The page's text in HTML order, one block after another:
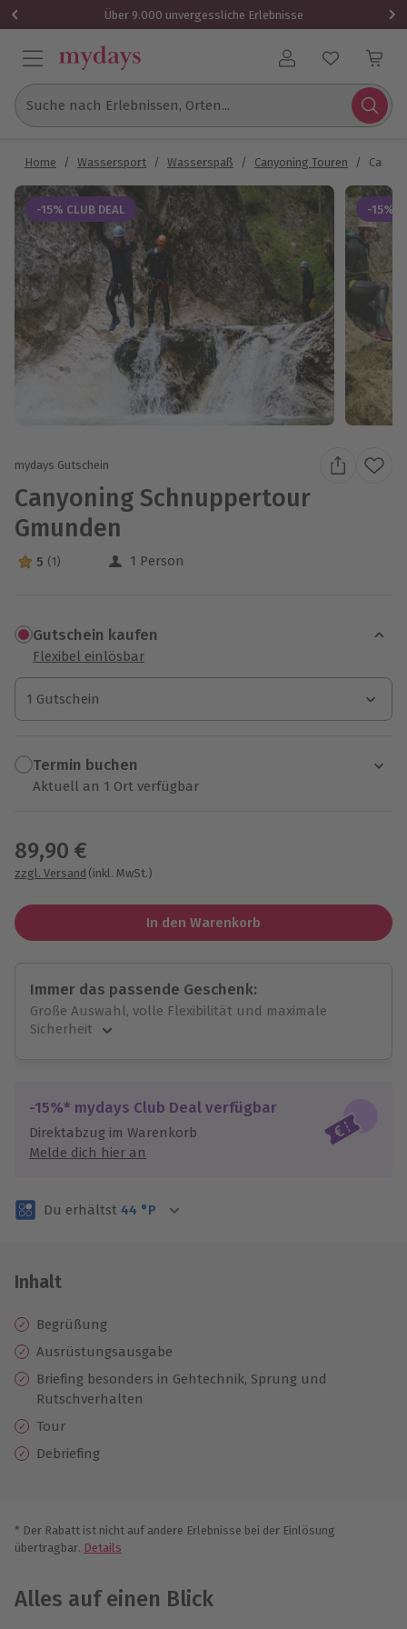
Über 9.000 unvergessliche Erlebnisse
Benutzerkonto
Suche nach Erlebnissen, Orten...
Home / Wassersport / Wasserspaß / Canyoning Touren /
-15% CLUB DEAL -15%
mydays Gutschein
Canyoning Schnuppertour
Gmunden
5 Sterne von 5 aus 1 Bewertungen
5 (1) 1 Person
Gutschein kaufen
Flexibel einlösbar
1 Gutschein
1 Gutschein
1 Gutschein
Termin buchen
Aktuell an 1 Ort verfügbar
89,90 €
zzgl. Versand (inkl. MwSt.)
In den Warenkorb
Immer das passende Geschenk:
Große Auswahl, volle Flexibilität und maximale
Sicherheit
Jeder Gutschein für alle Erlebnisse einlösbar.
Maximale Sicherheit
3 Jahre gültig & verlängerbar.
-15%* mydays Club Deal verfügbar
Direktabzug im Warenkorb
Melde dich hier an
Du erhältst 44 °P
Inhalt
Begrüßung
Ausrüstungsausgabe
Briefing besonders in Gehtechnik, Sprung und
Rutschverhalten
Tour
Debriefing
* Der Rabatt ist nicht auf andere Erlebnisse bei der Einlösung
übertragbar. Details
Alles auf einen Blick